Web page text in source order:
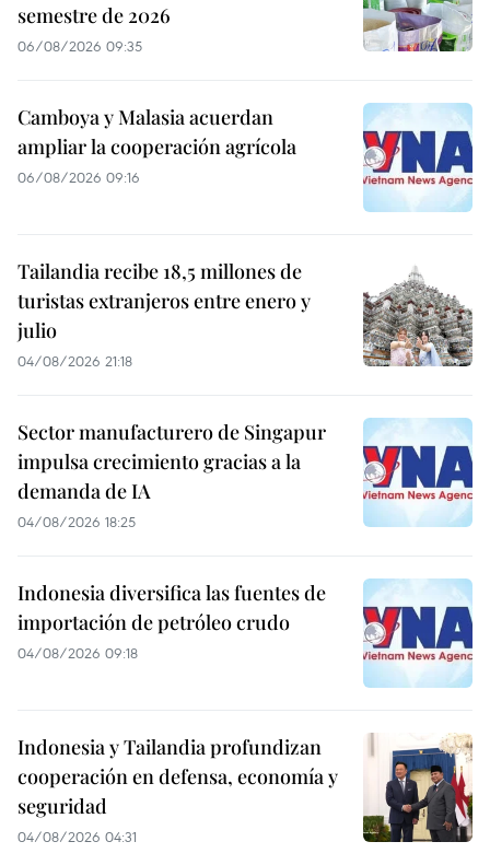
semestre de 2026
06/08/2026 09:35
Camboya y Malasia acuerdan
ampliar la cooperación agrícola
06/08/2026 09:16
Tailandia recibe 18,5 millones de
turistas extranjeros entre enero y
julio
04/08/2026 21:18
Sector manufacturero de Singapur
impulsa crecimiento gracias a la
demanda de IA
04/08/2026 18:25
Indonesia diversifica las fuentes de
importación de petróleo crudo
04/08/2026 09:18
Indonesia y Tailandia profundizan
cooperación en defensa, economía y
seguridad
04/08/2026 04:31